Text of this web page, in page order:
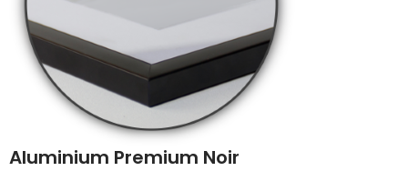
Aluminium Premium Noir